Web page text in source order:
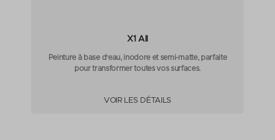
X1 All
Peinture à base d'eau, inodore et semi-matte, parfaite
pour transformer toutes vos surfaces.
VOIR LES DÉTAILS